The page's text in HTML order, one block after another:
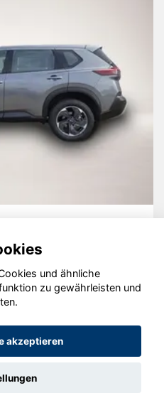
GmbH 2020 - 2026
und ähnliche
zu gewährleisten und
akzeptieren